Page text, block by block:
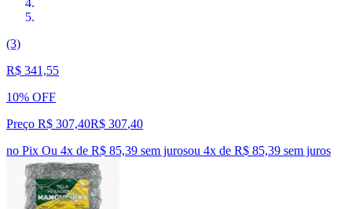
(3)
R$ 341,55
10% OFF
Preço R$ 307,40R$ 307,40
no Pix Ou 4x de R$ 85,39 sem jurosou 4x de R$ 85,39 sem juros